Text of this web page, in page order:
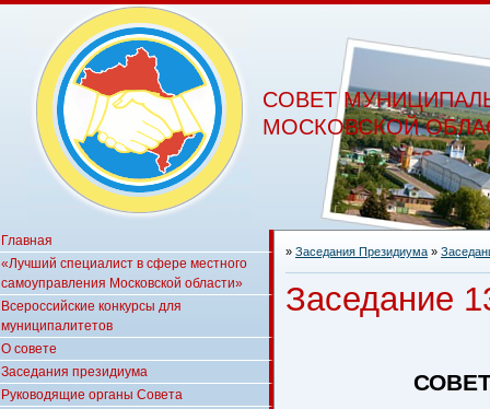
СОВЕТ
МОСКОВСКОЙ
» Заседания Президиума »
Заседание
Главная
«Лучший специалист в сфере местного
самоуправления Московской области»
Всероссийские конкурсы для
муниципалитетов
О совете
Заседания президиума
Руководящие органы Совета